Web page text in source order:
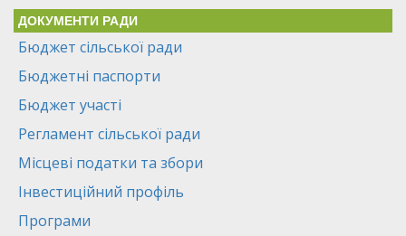
ДОКУМЕНТИ РАДИ
Бюджет сільської ради
Бюджетні паспорти
Бюджет участі
Регламент сільської ради
Місцеві податки та збори
Інвестиційний профіль
Програми